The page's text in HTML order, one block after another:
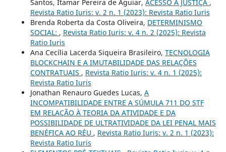
Santos, Itamar Pereira de Aguiar, ACESSO À JUSTIÇA ,
Revista Ratio Iuris: v. 2 n. 1 (2023): Revista Ratio Iuris
Brenda Roberta da Costa Oliveira, DETERMINISMO
SOCIAL: , Revista Ratio Iuris: v. 4 n. 2 (2025): Revista
Ratio Iuris
Ana Cecília Lacerda Siqueira Brasileiro, TECNOLOGIA
BLOCKCHAIN E A IMUTABILIDADE DAS RELAÇÕES
CONTRATUAIS , Revista Ratio Iuris: v. 4 n. 1 (2025):
Revista Ratio Iuris
Jonathan Renauro Guedes Lucas, A
INCOMPATIBILIDADE ENTRE A SÚMULA 711 DO STF
EM RELAÇÃO À TEORIA DA ATIVIDADE E DA
POSSIBILIDADE DE ULTRATIVIDADE DA LEI PENAL MAIS
BENÉFICA AO RÉU , Revista Ratio Iuris: v. 2 n. 1 (2023):
Revista Ratio Iuris